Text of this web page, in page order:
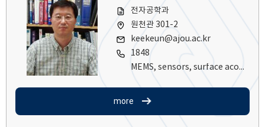
전자공학과
원천관 301-2
keekeun@ajou.ac.kr
1848
MEMS, sensors, surface acoustic wave, solar cells
more